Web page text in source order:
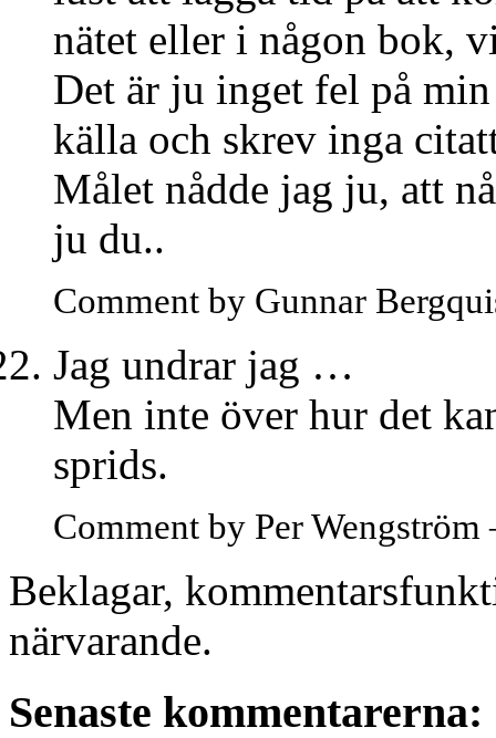
nätet eller i någon bok,
Det är ju inget fel på
källa och skrev inga
Målet nådde jag ju, att
ju du..
Comment by Gunnar
Jag undrar jag …
Men inte över hur det
sprids.
Comment by Per
Beklagar,
närvarande.
Senaste kommentarerna: